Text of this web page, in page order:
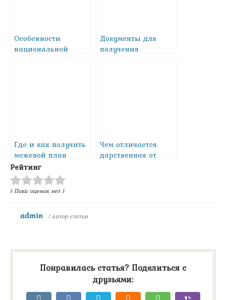
Особенности
национальной
Документы для
получения
Где и как получить
межевой план
земельного
участка?
Чем отличается
дарственная от
Рейтинг
( Пока оценок нет )
admin / автор статьи
Понравилась статья? Поделиться с
друзьями: